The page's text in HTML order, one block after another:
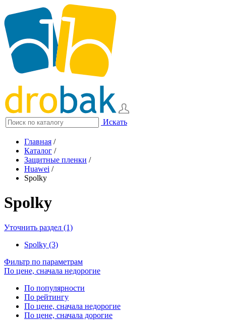
Искать
Главная /
Каталог /
Защитные пленки /
Huawei /
Spolky
Spolky
Уточнить раздел (1)
Spolky (3)
Фильтр по параметрам
По цене, сначала недорогие
По популярности
По рейтингу
По цене, сначала недорогие
По цене, сначала дорогие